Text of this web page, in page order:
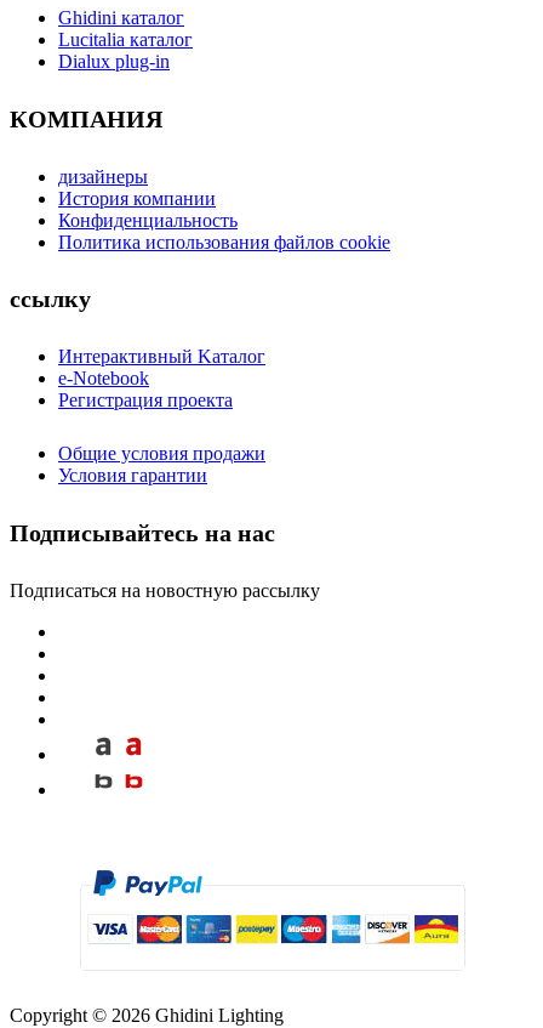
Ghidini каталог
Lucitalia каталог
Dialux plug-in
КОМПАНИЯ
дизайнеры
История компании
Конфиденциальность
Политика использования файлов cookie
ссылку
Интерактивный Kаталог
e-Notebook
Регистрация проекта
Общие условия продажи
Условия гарантии
Подписывайтесь на нас
Подписаться на новостную рассылку
Copyright © 2026 Ghidini Lighting